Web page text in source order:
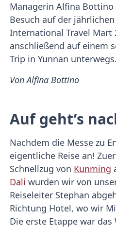
Managerin Alfina Bottino
Besuch auf der jährlichen
International Travel Mart
anschließend auf einem
Trip in Yunnan unterwegs.
Von Alfina Bottino
Auf geht’s
Nachdem die Messe zu
eigentliche Reise an!
Schnellzug von Kunming
Dali wurden wir von
Reiseleiter Stephan
Richtung Hotel, wo wir
Die erste Etappe war